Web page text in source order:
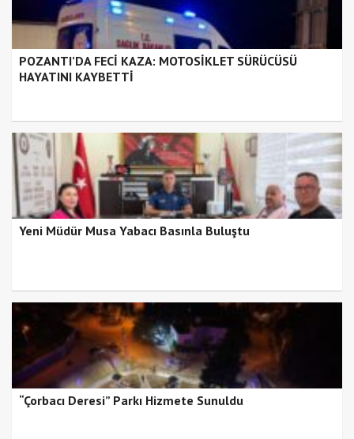
POZANTI’DA FECİ KAZA: MOTOSİKLET SÜRÜCÜSÜ
HAYATINI KAYBETTİ
Yeni Müdür Musa Yabacı Basınla Buluştu
“Çorbacı Deresi” Parkı Hizmete Sunuldu